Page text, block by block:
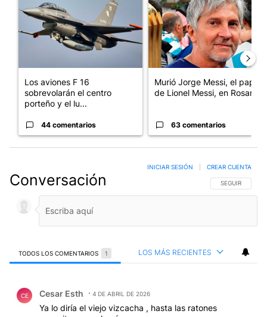
Los aviones F 16
sobrevolarán el centro
porteño y el lu...
44 comentarios
Murió Jorge Messi, el papá
de Lionel Messi, en Rosario
63 comentarios
Conversación SIGA ESTA
SEGUIR
INICIAR SESIÓN CREAR CUENTA
TODOS LOS COMENTARIOS 1 LOS MÁS RECIENTES
CE Cesar Esth 4 DE ABRIL DE 2026
Ya lo diría el viejo vizcacha , hasta las ratones